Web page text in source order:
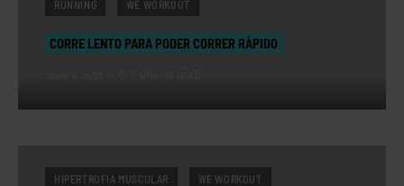
RUNNING WE WORKOUT
CORRE LENTO PARA PODER CORRER RÁPIDO
HIPERTROFIA MUSCULAR WE WORKOUT